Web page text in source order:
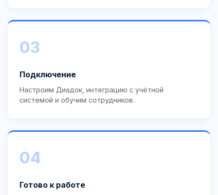
03
Подключение
Настроим Диадок, интеграцию с учётной
системой и обучим сотрудников.
04
Готово к работе